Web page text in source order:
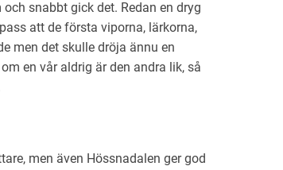
snabbt gick det. Redan en dryg
att de första viporna, lärkorna,
men det skulle dröja ännu en
en vår aldrig är den andra lik, så
men även Hössnadalen ger god